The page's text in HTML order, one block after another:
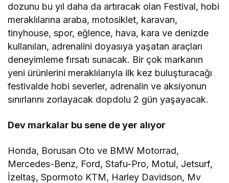
dozunu bu yıl daha da artıracak olan Festival, hobi
meraklılarına araba, motosiklet, karavan,
tinyhouse, spor, eğlence, hava, kara ve denizde
kullanılan, adrenalini doyasıya yaşatan araçları
deneyimleme fırsatı sunacak. Bir çok markanın
yeni ürünlerini meraklılarıyla ilk kez buluşturacağı
festivalde hobi severler, adrenalin ve aksiyonun
sınırlarını zorlayacak dopdolu 2 gün yaşayacak.
Dev markalar bu sene de yer alıyor
Honda, Borusan Oto ve BMW Motorrad,
Mercedes-Benz, Ford, Stafu-Pro, Motul, Jetsurf,
İzeltaş, Spormoto KTM, Harley Davidson, Mv